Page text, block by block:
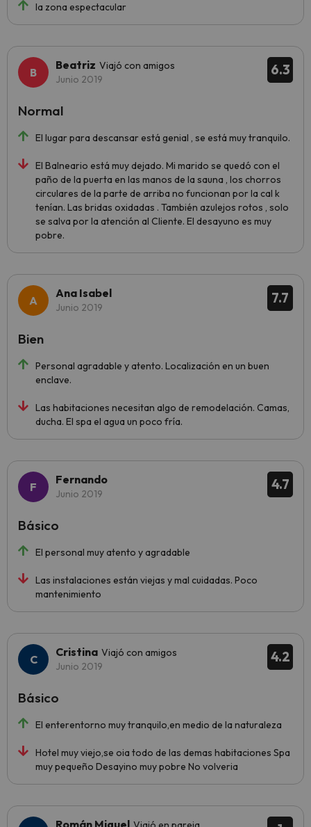
la zona espectacular
6.3
Beatriz Viajó con amigos
Junio 2019
El lugar para descansar está genial , se está muy tranquilo.
El Balneario está muy dejado. Mi marido se quedó con el
paño de la puerta en las manos de la sauna , los chorros
circulares de la parte de arriba no funcionan por la cal k
tenían. Las bridas oxidadas . También azulejos rotos , solo
se salva por la atención al Cliente. El desayuno es muy
pobre.
Normal
7.7
Ana Isabel
Junio 2019
Personal agradable y atento. Localización en un buen
enclave.
Las habitaciones necesitan algo de remodelación. Camas,
ducha. El spa el agua un poco fría.
Bien
4.7
Fernando
Junio 2019
El personal muy atento y agradable
Las instalaciones están viejas y mal cuidadas. Poco
mantenimiento
Básico
4.2
Cristina Viajó con amigos
Junio 2019
El enterentorno muy tranquilo,en medio de la naturaleza
Hotel muy viejo,se oia todo de las demas habitaciones Spa
muy pequeño Desayino muy pobre No volveria
Básico
Román Miguel